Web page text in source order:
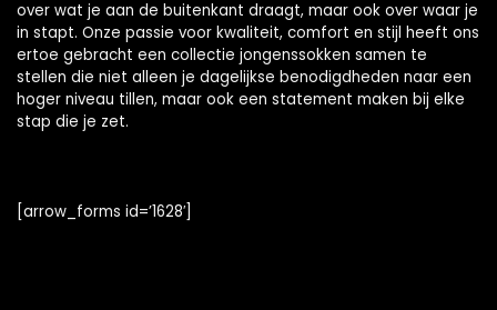
over wat je aan de buitenkant draagt, maar ook over waar je
in stapt. Onze passie voor kwaliteit, comfort en stijl heeft ons
ertoe gebracht een collectie jongenssokken samen te
stellen die niet alleen je dagelijkse benodigdheden naar een
hoger niveau tillen, maar ook een statement maken bij elke
stap die je zet.
[arrow_forms id=’1628′]